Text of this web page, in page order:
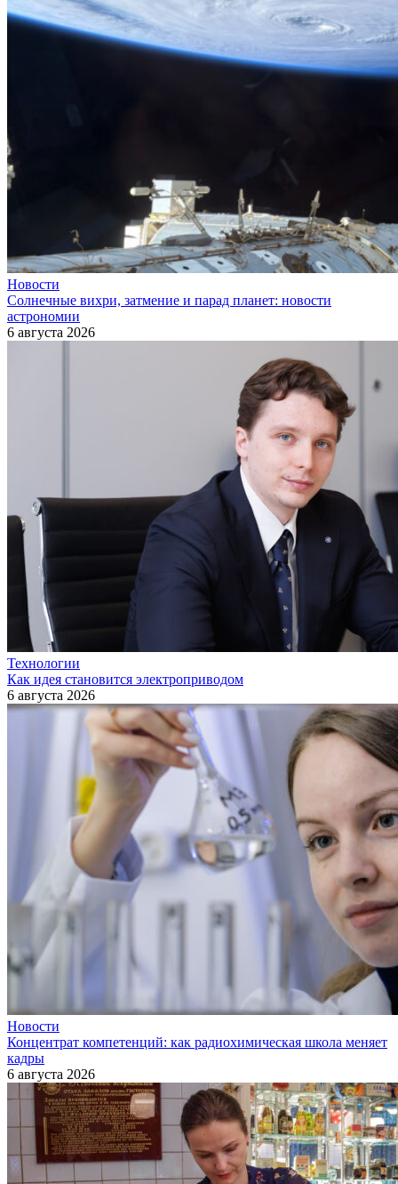
Новости
Солнечные вихри, затмение и парад планет: новости
астрономии
6 августа 2026
Технологии
Как идея становится электроприводом
6 августа 2026
Новости
Концентрат компетенций: как радиохимическая школа меняет
кадры
6 августа 2026